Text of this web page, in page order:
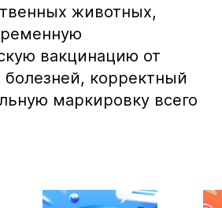
животных,
вакцинацию от
корректный
маркировку всего